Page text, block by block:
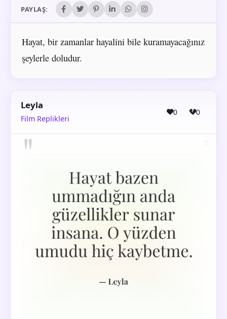
PAYLAŞ:
Hayat, bir zamanlar hayalini bile kuramayacağınız
şeylerle doludur.
Leyla
Film Replikleri
0 0